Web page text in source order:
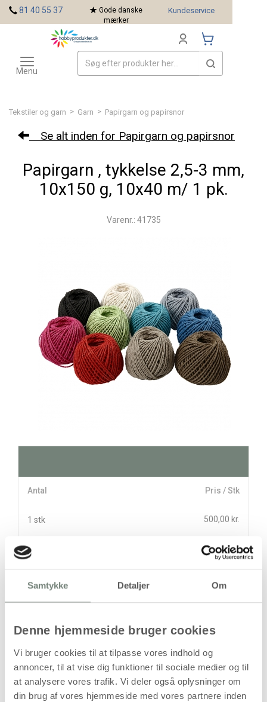
Samtykke Detaljer Om
Denne hjemmeside bruger cookies
Vi bruger cookies til at tilpasse vores indhold og
annoncer, til at vise dig funktioner til sociale medier og til
at analysere vores trafik. Vi deler også oplysninger om
din brug af vores hjemmeside med vores partnere inden
Tekstiler og garn > Garn > Papirgarn og papirsnor
Se alt inden for Papirgarn og papirsnor
Papirgarn , tykkelse 2,5-3 mm,
10x150 g, 10x40 m/ 1 pk.
Varenr.: 41735
Antal Pris / Stk
1 stk 500,00 kr.
500,00
Læg i kurven
Din bestilling er først bindende,
når vi har bekræftet din ordre.
81 40 55 37
Gode danske
mærker
Kundeservice
Toggle
navigation
Menu
Mærker